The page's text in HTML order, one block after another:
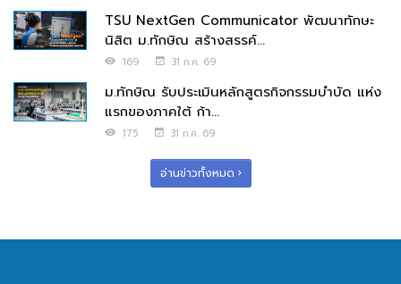
TSU NextGen Communicator พัฒนาทักษะ
นิสิต ม.ทักษิณ สร้างสรรค์...
169 31 ก.ค. 69
ม.ทักษิณ รับประเมินหลักสูตรกิจกรรมบำบัด แห่ง
แรกของภาคใต้ ก้า...
175 31 ก.ค. 69
อ่านข่าวทั้งหมด